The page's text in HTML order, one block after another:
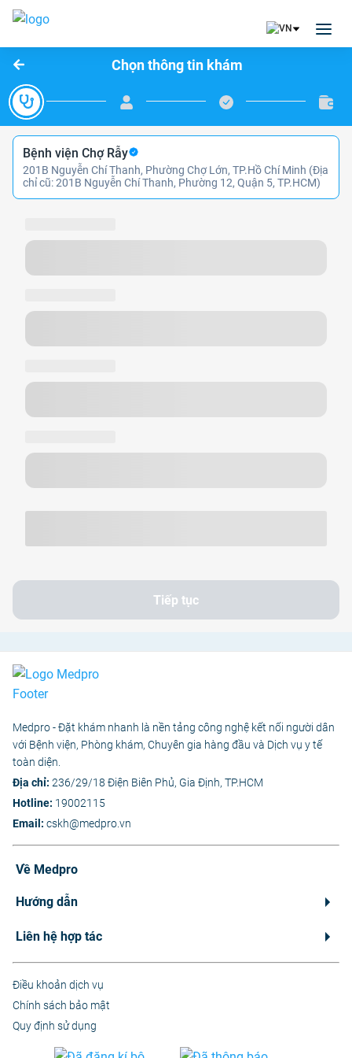
Chọn thông tin khám
Bệnh viện Chợ Rẫy
201B Nguyễn Chí Thanh, Phường Chợ Lớn, TP.Hồ Chí Minh (Địa
chỉ cũ: 201B Nguyễn Chí Thanh, Phường 12, Quận 5, TP.HCM)
Tiếp tục
Medpro - Đặt khám nhanh là nền tảng công nghệ kết nối người dân
với Bệnh viện, Phòng khám, Chuyên gia hàng đầu và Dịch vụ y tế
toàn diện.
Địa chỉ: 236/29/18 Điện Biên Phủ, Gia Định, TP.HCM
Hotline: 19002115
Email: cskh@medpro.vn
Về Medpro
Hướng dẫn
Liên hệ hợp tác
Điều khoản dịch vụ
Chính sách bảo mật
Quy định sử dụng